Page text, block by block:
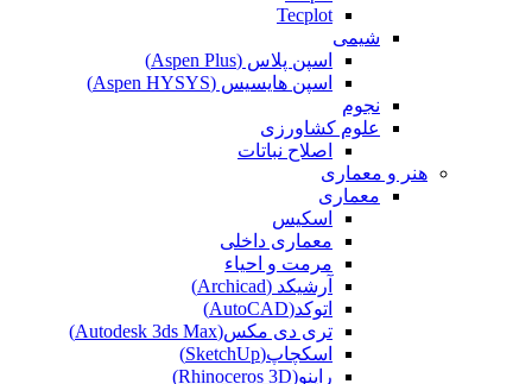
Tecplot
شیمی
اسپن پلاس (Aspen Plus)
اسپن هایسیس (Aspen HYSYS)
نجوم
علوم کشاورزی
اصلاح نباتات
هنر و معماری
معماری
اسکیس
معماری داخلی
مرمت و احیاء
آرشیکد (Archicad)
اتوکد(AutoCAD)
تری دی مکس(Autodesk 3ds Max)
اسکچاپ(SketchUp)
راینو(Rhinoceros 3D)